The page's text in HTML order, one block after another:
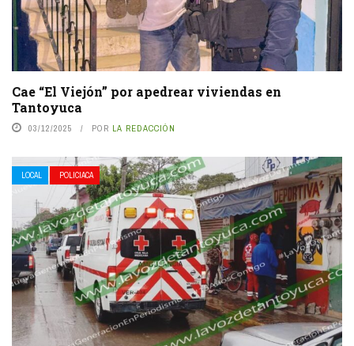
Cae “El Viejón” por apedrear viviendas en
Tantoyuca
03/12/2025 POR LA REDACCIÓN
LOCAL POLICIACA